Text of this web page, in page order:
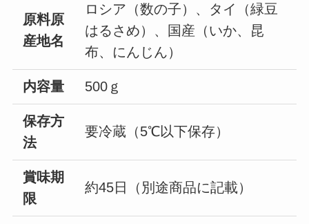
原料原
産地名
ロシア（数の子）、タイ（緑豆
はるさめ）、国産（いか、昆
布、にんじん）
内容量 500ｇ
保存方
法
要冷蔵（5℃以下保存）
賞味期
限
約45日（別途商品に記載）